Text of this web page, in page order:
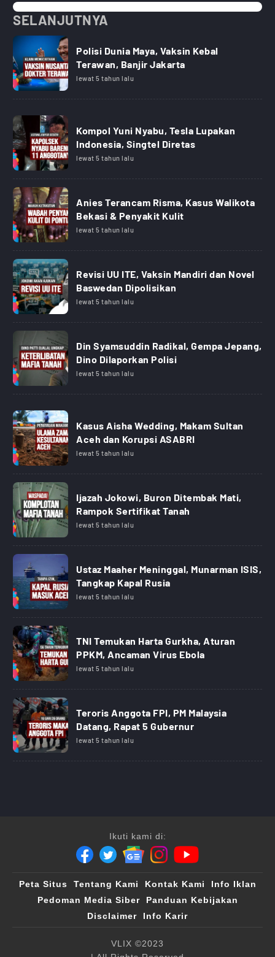
SELANJUTNYA
Polisi Dunia Maya, Vaksin Kebal
Terawan, Banjir Jakarta
lewat 5 tahun lalu
Kompol Yuni Nyabu, Tesla Lupakan
Indonesia, Singtel Diretas
lewat 5 tahun lalu
Anies Terancam Risma, Kasus Walikota
Bekasi & Penyakit Kulit
lewat 5 tahun lalu
Revisi UU ITE, Vaksin Mandiri dan Novel
Baswedan Dipolisikan
lewat 5 tahun lalu
Din Syamsuddin Radikal, Gempa Jepang,
Dino Dilaporkan Polisi
lewat 5 tahun lalu
Kasus Aisha Wedding, Makam Sultan
Aceh dan Korupsi ASABRI
lewat 5 tahun lalu
Ijazah Jokowi, Buron Ditembak Mati,
Rampok Sertifikat Tanah
lewat 5 tahun lalu
Ustaz Maaher Meninggal, Munarman ISIS,
Tangkap Kapal Rusia
lewat 5 tahun lalu
TNI Temukan Harta Gurkha, Aturan
PPKM, Ancaman Virus Ebola
lewat 5 tahun lalu
Teroris Anggota FPI, PM Malaysia
Datang, Rapat 5 Gubernur
lewat 5 tahun lalu
Ikuti kami di:
Peta Situs Tentang Kami Kontak Kami
Info Iklan
Pedoman Media Siber
Panduan Kebijakan
Disclaimer
Info Karir
VLIX ©2023